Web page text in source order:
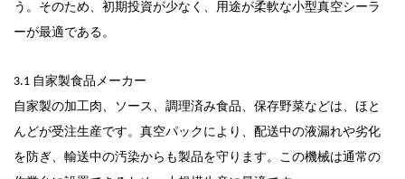
う。そのため、初期投資が少なく、用途が柔軟な小型真空シーラ
ーが最適である。
3.1 自家製食品メーカー
自家製の加工肉、ソース、調理済み食品、保存野菜などは、ほと
んどが受注生産です。真空パックにより、配送中の液漏れや劣化
を防ぎ、輸送中の汚染からも製品を守ります。この機械は通常の